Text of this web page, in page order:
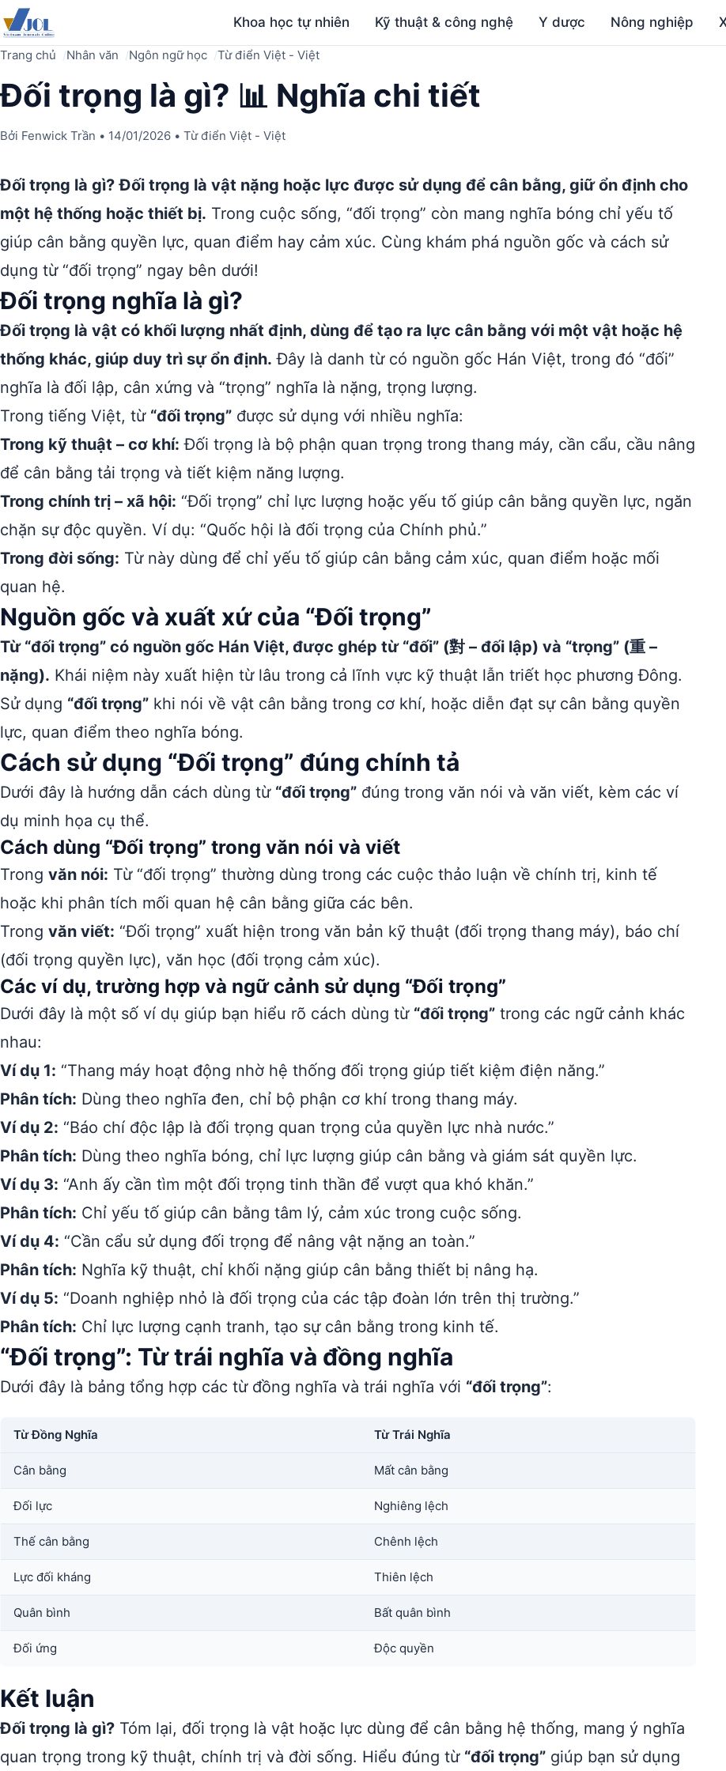
Khoa học tự nhiên Kỹ thuật & công nghệ Y dược Nông nghiệp
Trang chủ Nhân văn Ngôn ngữ học Từ điển Việt - Việt
Đối trọng là gì? 📊 Nghĩa chi tiết
Bởi Fenwick Trần • 14/01/2026 • Từ điển Việt - Việt
Đối trọng là gì? Đối trọng là vật nặng hoặc lực được sử dụng để cân bằng, giữ ổn định cho
một hệ thống hoặc thiết bị. Trong cuộc sống, “đối trọng” còn mang nghĩa bóng chỉ yếu tố
giúp cân bằng quyền lực, quan điểm hay cảm xúc. Cùng khám phá nguồn gốc và cách sử
dụng từ “đối trọng” ngay bên dưới!
Đối trọng nghĩa là gì?
Đối trọng là vật có khối lượng nhất định, dùng để tạo ra lực cân bằng với một vật hoặc hệ
thống khác, giúp duy trì sự ổn định. Đây là danh từ có nguồn gốc Hán Việt, trong đó “đối”
nghĩa là đối lập, cân xứng và “trọng” nghĩa là nặng, trọng lượng.
Trong tiếng Việt, từ “đối trọng” được sử dụng với nhiều nghĩa:
Trong kỹ thuật – cơ khí: Đối trọng là bộ phận quan trọng trong thang máy, cần cẩu, cầu nâng
để cân bằng tải trọng và tiết kiệm năng lượng.
Trong chính trị – xã hội: “Đối trọng” chỉ lực lượng hoặc yếu tố giúp cân bằng quyền lực, ngăn
chặn sự độc quyền. Ví dụ: “Quốc hội là đối trọng của Chính phủ.”
Trong đời sống: Từ này dùng để chỉ yếu tố giúp cân bằng cảm xúc, quan điểm hoặc mối
quan hệ.
Nguồn gốc và xuất xứ của “Đối trọng”
Từ “đối trọng” có nguồn gốc Hán Việt, được ghép từ “đối” (對 – đối lập) và “trọng” (重 –
nặng). Khái niệm này xuất hiện từ lâu trong cả lĩnh vực kỹ thuật lẫn triết học phương Đông.
Sử dụng “đối trọng” khi nói về vật cân bằng trong cơ khí, hoặc diễn đạt sự cân bằng quyền
lực, quan điểm theo nghĩa bóng.
Cách sử dụng “Đối trọng” đúng chính tả
Dưới đây là hướng dẫn cách dùng từ “đối trọng” đúng trong văn nói và văn viết, kèm các ví
dụ minh họa cụ thể.
Cách dùng “Đối trọng” trong văn nói và viết
Trong văn nói: Từ “đối trọng” thường dùng trong các cuộc thảo luận về chính trị, kinh tế
hoặc khi phân tích mối quan hệ cân bằng giữa các bên.
Trong văn viết: “Đối trọng” xuất hiện trong văn bản kỹ thuật (đối trọng thang máy), báo chí
(đối trọng quyền lực), văn học (đối trọng cảm xúc).
Các ví dụ, trường hợp và ngữ cảnh sử dụng “Đối trọng”
Dưới đây là một số ví dụ giúp bạn hiểu rõ cách dùng từ “đối trọng” trong các ngữ cảnh khác
nhau:
Ví dụ 1: “Thang máy hoạt động nhờ hệ thống đối trọng giúp tiết kiệm điện năng.”
Phân tích: Dùng theo nghĩa đen, chỉ bộ phận cơ khí trong thang máy.
Ví dụ 2: “Báo chí độc lập là đối trọng quan trọng của quyền lực nhà nước.”
Phân tích: Dùng theo nghĩa bóng, chỉ lực lượng giúp cân bằng và giám sát quyền lực.
Ví dụ 3: “Anh ấy cần tìm một đối trọng tinh thần để vượt qua khó khăn.”
Phân tích: Chỉ yếu tố giúp cân bằng tâm lý, cảm xúc trong cuộc sống.
Ví dụ 4: “Cần cẩu sử dụng đối trọng để nâng vật nặng an toàn.”
Phân tích: Nghĩa kỹ thuật, chỉ khối nặng giúp cân bằng thiết bị nâng hạ.
Ví dụ 5: “Doanh nghiệp nhỏ là đối trọng của các tập đoàn lớn trên thị trường.”
Phân tích: Chỉ lực lượng cạnh tranh, tạo sự cân bằng trong kinh tế.
“Đối trọng”: Từ trái nghĩa và đồng nghĩa
Dưới đây là bảng tổng hợp các từ đồng nghĩa và trái nghĩa với “đối trọng”:
Từ Đồng Nghĩa Từ Trái Nghĩa
Cân bằng Mất cân bằng
Đối lực Nghiêng lệch
Thế cân bằng Chênh lệch
Lực đối kháng Thiên lệch
Quân bình Bất quân bình
Đối ứng Độc quyền
Kết luận
Đối trọng là gì? Tóm lại, đối trọng là vật hoặc lực dùng để cân bằng hệ thống, mang ý nghĩa
quan trọng trong kỹ thuật, chính trị và đời sống. Hiểu đúng từ “đối trọng” giúp bạn sử dụng